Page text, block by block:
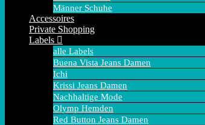
Männer Schuhe
Accessoires
Private Shopping
Labels
alle Labels
Buena Vista Jeans Damen
Ichi
Krissi Jeans Damen
Nachhaltige Mode
Olymp Hemden
Red Button Jeans Damen